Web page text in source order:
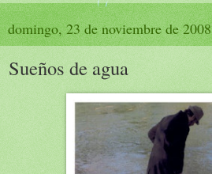
domingo, 23 de noviembre de 2008
Sueños de agua